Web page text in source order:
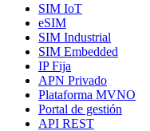
SIM IoT
eSIM
SIM Industrial
SIM Embedded
IP Fija
APN Privado
Plataforma MVNO
Portal de gestión
API REST